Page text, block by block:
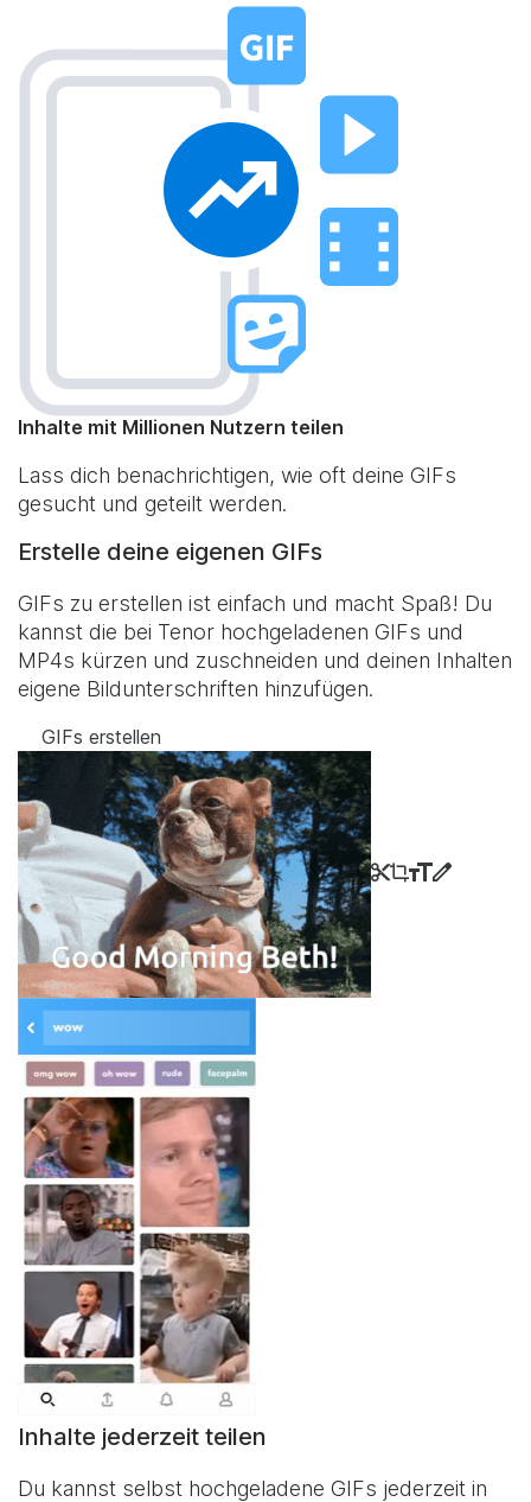
Inhalte mit Millionen Nutzern teilen
Lass dich benachrichtigen, wie oft deine GIFs
gesucht und geteilt werden.
Erstelle deine eigenen GIFs
GIFs zu erstellen ist einfach und macht Spaß! Du
kannst die bei Tenor hochgeladenen GIFs und
MP4s kürzen und zuschneiden und deinen Inhalten
eigene Bildunterschriften hinzufügen.
GIFs erstellen
Inhalte jederzeit teilen
Du kannst selbst hochgeladene GIFs jederzeit in